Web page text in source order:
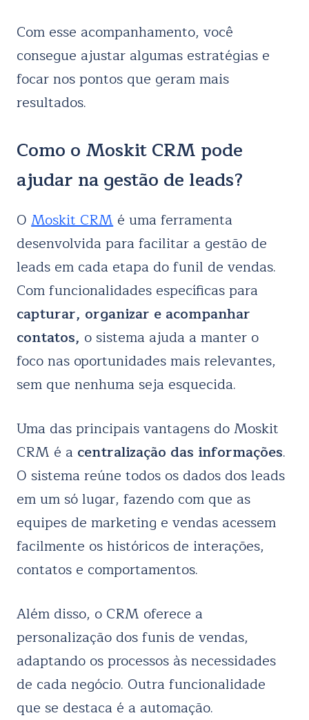
Com esse acompanhamento, você
consegue ajustar algumas estratégias e
focar nos pontos que geram mais
resultados.
Como o Moskit CRM pode
ajudar na gestão de leads?
OMoskit CRMé uma ferramenta
desenvolvida para facilitar a gestão de
leads em cada etapa do funil de vendas.
Com funcionalidades específicas para
capturar, organizar e acompanhar
contatos, o sistema ajuda a manter o
foco nas oportunidades mais relevantes,
sem que nenhuma seja esquecida.
Uma das principais vantagens do Moskit
CRM é a centralização das informações.
O sistema reúne todos os dados dos leads
em um só lugar, fazendo com que as
equipes de marketing e vendas acessem
facilmente os históricos de interações,
contatos e comportamentos.
Além disso, o CRM oferece a
personalização dos funis de vendas,
adaptando os processos às necessidades
de cada negócio. Outra funcionalidade
que se destaca é a automação.